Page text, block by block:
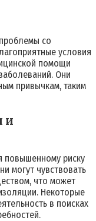
со
условия
помощи
Они
привычкам, таким
и
повышенному риску
могут чувствовать
что может
Некоторые
в поисках